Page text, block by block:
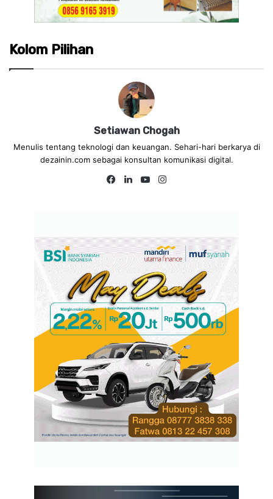
Kolom Pilihan
Setiawan Chogah
Menulis tentang teknologi dan keuangan. Sehari-hari berkarya di
dezainin.com sebagai konsultan komunikasi digital.
Fa
Lin
Yo